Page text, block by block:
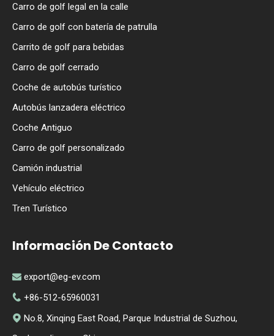
Carro de golf legal en la calle
Carro de golf con batería de patrulla
Carrito de golf para bebidas
Carro de golf cerrado
Coche de autobús turístico
Autobús lanzadera eléctrico
Coche Antiguo
Carro de golf personalizado
Camión industrial
Vehículo eléctrico
Tren Turístico
Información De Contacto
 export@eg-ev.com
 +86-512-65960031
 No.8, Xinqing East Road, Parque Industrial de Suzhou,